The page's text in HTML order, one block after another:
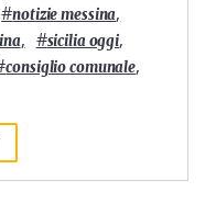
#notizie messina,
, #sicilia oggi,
consiglio comunale,